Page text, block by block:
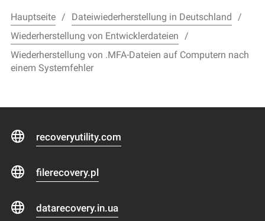
Hauptseite
Dateiwiederherstellung in Deutschland
Wiederherstellung von Entwicklerdateien
Wiederherstellung von .MFA-Dateien auf Computern nach
einem Systemfehler
recoveryutility.com
filerecovery.pl
datarecovery.in.ua